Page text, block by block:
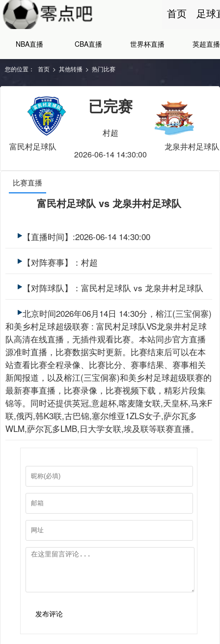
首页 足球
NBA直播 CBA直播 世界杯直播 英超直播
您的位置： 首页 > 其他转播 > 热门比赛
富民村足球队
已完赛
村超
2026-06-14 14:30:00
龙泉井村足球队
比赛直播
富民村足球队 vs 龙泉井村足球队
【直播时间】:2026-06-14 14:30:00
【对阵赛事】：村超
【对阵球队】：富民村足球队 vs 龙泉井村足球队
北京时间2026年06月14日 14:30分，榕江(三宝侗寨)
和美乡村足球超级联赛 : 富民村足球队VS龙泉井村足球
队高清在线直播，无插件观看比赛。本站同步官方直播
源准时直播，比赛数据实时更新。比赛结束后可以在本
站查看比赛全程录像、比赛比分、赛事结果、赛事相关
新闻报道，以及榕江(三宝侗寨)和美乡村足球超级联赛的
最新赛事直播，比赛录像，比赛视频下载，精彩片段集
锦等。同时还提供英冠,意超杯,喀麦隆女联,天皇杯,马来F
联,俄丙,韩K3联,古巴锦,塞尔维亚1ZLS女子,萨尔瓦多
WLM,萨尔瓦多LMB,日大学女联,埃及联等联赛直播。
发布评论